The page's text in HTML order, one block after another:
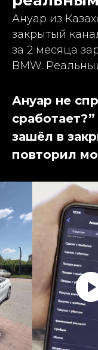
Ануар из
закрытый
за 2 месяца
BMW.
Ануар не
зашёл в
повторил